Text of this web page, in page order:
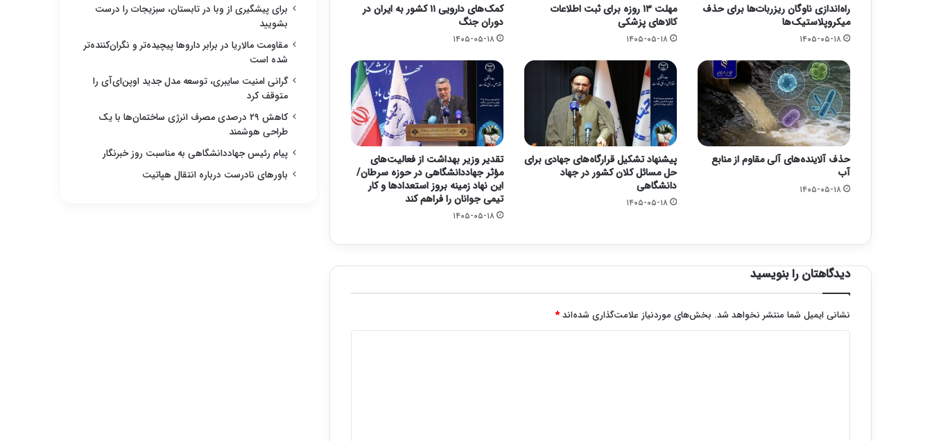
راه‌اندازی ناوگان ریزربات‌ها برای حذف
میکروپلاستیک‌ها
۱۴۰۵-۰۵-۱۸
مهلت ۱۳ روزه برای ثبت اطلاعات
کالاهای پزشکی
۱۴۰۵-۰۵-۱۸
کمک‌های دارویی ۱۱ کشور به ایران در
دوران جنگ
۱۴۰۵-۰۵-۱۸
حذف آلاینده‌های آلی مقاوم از منابع
آب
۱۴۰۵-۰۵-۱۸
پیشنهاد تشکیل قرارگاه‌های جهادی برای
حل مسائل کلان کشور در جهاد
دانشگاهی
۱۴۰۵-۰۵-۱۸
تقدیر وزیر بهداشت از فعالیت‌های
مؤثر جهاددانشگاهی در حوزه سرطان/
این نهاد زمینه بروز استعدادها و کار
تیمی جوانان را فراهم کند
۱۴۰۵-۰۵-۱۸
دیدگاهتان را بنویسید
نشانی ایمیل شما منتشر نخواهد شد. بخش‌های موردنیاز علامت‌گذاری شده‌اند*
برای پیشگیری از وبا در تابستان، سبزیجات را درست
بشویید
مقاومت مالاریا در برابر داروها پیچیده‌تر و نگران‌کننده‌تر
شده است
گرانی امنیت سایبری، توسعه مدل جدید اوپن‌ای‌آی را
متوقف کرد
کاهش ۲۹ درصدی مصرف انرژی ساختمان‌ها با یک
طراحی هوشمند
پیام رئیس جهاددانشگاهی به مناسبت روز خبرنگار
باورهای نادرست درباره انتقال هپاتیت